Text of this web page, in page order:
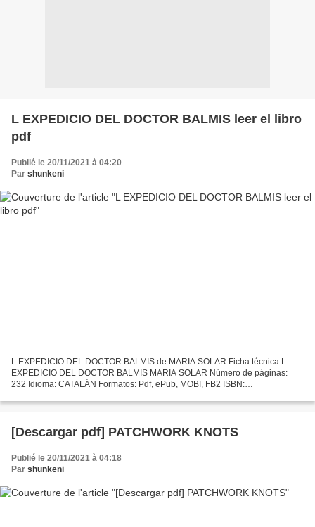
L EXPEDICIO DEL DOCTOR BALMIS leer el libro
pdf
Publié le 20/11/2021 à 04:20
Par shunkeni
L EXPEDICIO DEL DOCTOR BALMIS de MARIA SOLAR Ficha técnica L
EXPEDICIO DEL DOCTOR BALMIS MARIA SOLAR Número de páginas:
232 Idioma: CATALÁN Formatos: Pdf, ePub, MOBI, FB2 ISBN:
eBook gratis...
[Descargar pdf] PATCHWORK KNOTS
Publié le 20/11/2021 à 04:18
Par shunkeni